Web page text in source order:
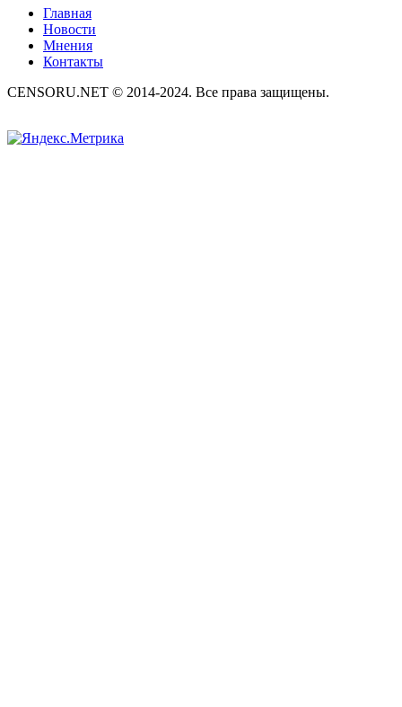
Главная
Новости
Мнения
Контакты
CENSORU.NET © 2014-2024. Все права защищены.